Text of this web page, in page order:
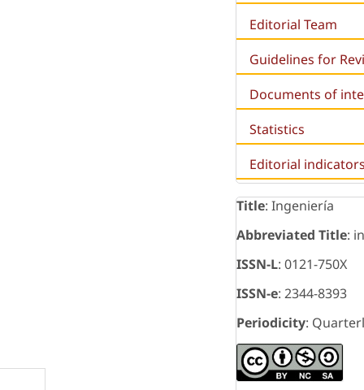
Editorial Team
Guidelines for
Documents of
Statistics
Editorial
Title: Ingeniería
Abbreviated Title:
ISSN-L: 0121-750X
ISSN-e: 2344-8393
Periodicity: